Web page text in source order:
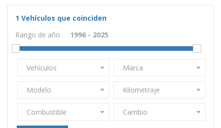
1 Vehículos que coinciden
Rango de año
Vehículos Marca
Modelo Kilometraje
Combustible Cambio